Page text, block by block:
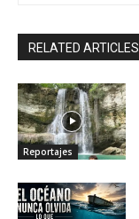
RELATED ARTICLES
Reportajes